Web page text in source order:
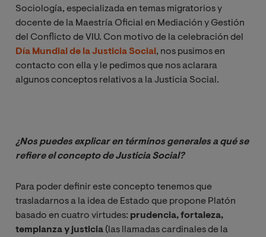
Sociología, especializada en temas migratoriosy
docente de la Maestría Oficial en Mediación y Gestión
del Conflicto de VIU. Con motivo de la celebración del
Día Mundial de la Justicia Social , nos pusimos en
contacto con ella y le pedimos que nos aclarara
algunos conceptos relativos a la Justicia Social.
¿Nos puedes explicar en términos generales a qué se
refiere el concepto de Justicia Social?
Para poder definir este concepto tenemos que
trasladarnos a la idea de Estado que propone Platón
basado en cuatro virtudes: prudencia, fortaleza,
templanza y justicia (las llamadas cardinales de la